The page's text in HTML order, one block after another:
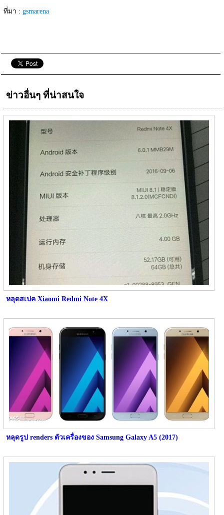
ที่มา : gsmarena
ข่าวอื่นๆ ที่น่าสนใจ
หลุดสเปค Xiaomi Redmi Note 4X
หลุดรูป renders ตัวเครื่องของ Samsung Galaxy A5 (2017)